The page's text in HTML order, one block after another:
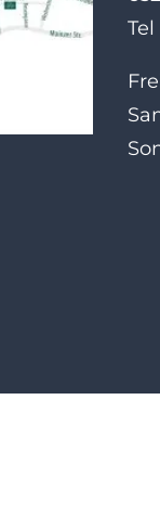
Tel